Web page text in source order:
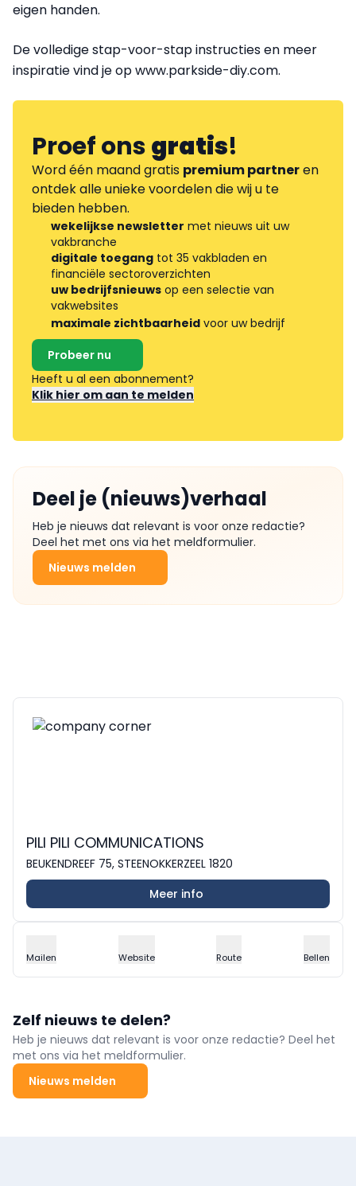
eigen handen.
De volledige stap-voor-stap instructies en meer
inspiratie vind je op www.parkside-diy.com.
Proef onsgratis!
Word één maand gratis premium partneren
ontdek alle unieke voordelen die wij u te
bieden hebben.
wekelijkse newsletter met nieuws uit uw
vakbranche
digitale toegang tot 35 vakbladen en
financiële sectoroverzichten
uw bedrijfsnieuws op een selectie van
vakwebsites
maximale zichtbaarheid voor uw bedrijf
Probeer nu
Heeft u al een abonnement?
Klik hier om aan te melden
Deel je (nieuws)verhaal
Heb je nieuws dat relevant is voor onze redactie?
Deel het met ons via het meldformulier.
Nieuws melden
PILI PILI COMMUNICATIONS
BEUKENDREEF 75, STEENOKKERZEEL 1820
Meer info
Mailen Website Route Bellen
Zelf nieuws te delen?
Heb je nieuws dat relevant is voor onze redactie? Deel het
met ons via het meldformulier.
Nieuws melden